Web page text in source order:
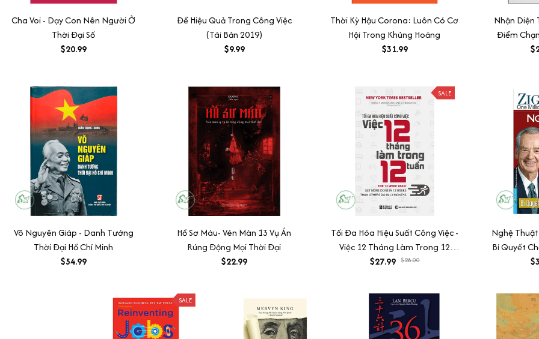
Cha Voi - Dạy Con Nên Người Ở
Thời Đại Số
$20.99
Để Hiệu Quả Trong Công Việc
(Tái Bản 2019)
$9.99
Thời Kỳ Hậu Corona: Luôn Có Cơ
Hội Trong Khủng Hoảng
$31.99
Nhận Diện
Điểm
Võ Nguyên Giáp - Danh Tướng
Thời Đại Hồ Chí Minh
$54.99
Hồ Sơ Máu- Vén Màn 13 Vụ Án
Rúng Động Mọi Thời Đại
$22.99
SALE
Tối Đa Hóa Hiệu Suất Công Việc -
Việc 12 Tháng Làm Trong 12
Tuần
$27.99 $28.00
Nghệ
Bí Quyết
SALE